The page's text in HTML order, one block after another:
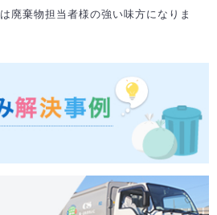
は廃棄物担当者様の強い味方になりま